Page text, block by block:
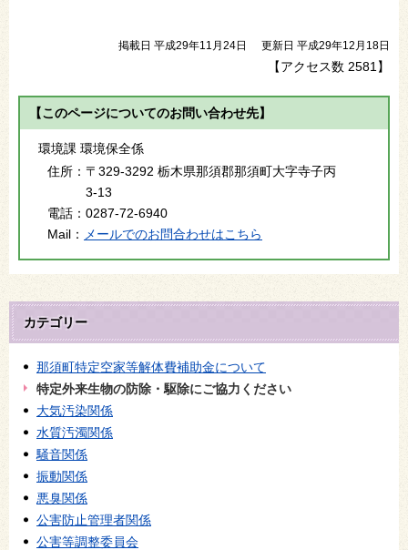
掲載日 平成29年11月24日 更新日 平成29年12月18日
【アクセス数 2581 】
【このページについてのお問い合わせ先】
環境課 環境保全係
住所： 〒329-3292 栃木県那須郡那須町大字寺子丙
3-13
電話： 0287-72-6940
Mail：
メールでのお問合わせはこちら
カテゴリー
那須町特定空家等解体費補助金について
特定外来生物の防除・駆除にご協力ください
大気汚染関係
水質汚濁関係
騒音関係
振動関係
悪臭関係
公害防止管理者関係
公害等調整委員会